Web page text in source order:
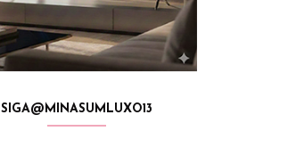
SIGA@MINASUMLUXO13